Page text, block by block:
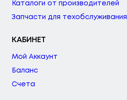
Каталоги от производителей
Запчасти для техобслуживания
КАБИНЕТ
Мой Аккаунт
Баланс
Счета